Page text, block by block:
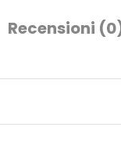
Recensioni